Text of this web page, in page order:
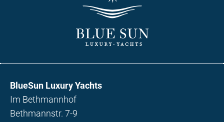
BlueSun Luxury Yachts
Im Bethmannhof
Bethmannstr. 7-9